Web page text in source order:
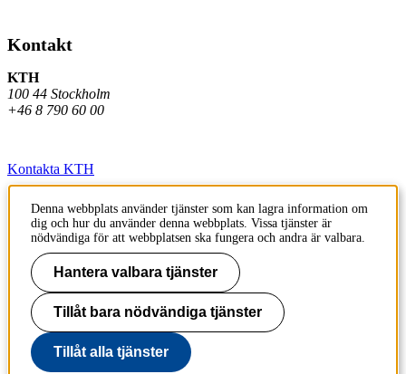
Kontakt
KTH
100 44 Stockholm
+46 8 790 60 00
Kontakta KTH
Jobba på KTH
Press och media
Faktura och betalning KTH
Om KTH:s webbplatser
Tillgänglighetsredogörelse
Denna webbplats använder tjänster som kan lagra information om
dig och hur du använder denna webbplats. Vissa tjänster är
nödvändiga för att webbplatsen ska fungera och andra är valbara.
Hantera valbara tjänster
Tillåt bara nödvändiga tjänster
Tillåt alla tjänster